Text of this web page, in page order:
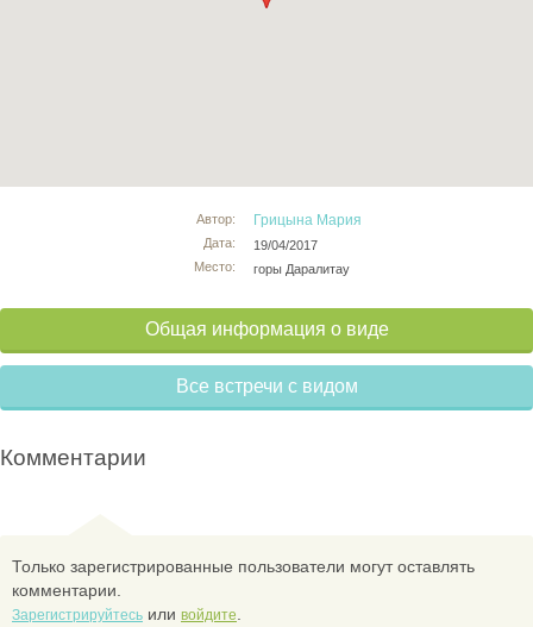
Автор:
Дата:
Место:
Грицына Мария
19/04/2017
горы Даралитау
Общая информация о виде
Все встречи с видом
Комментарии
Только зарегистрированные пользователи могут оставлять
комментарии.
Зарегистрируйтесь или войдите